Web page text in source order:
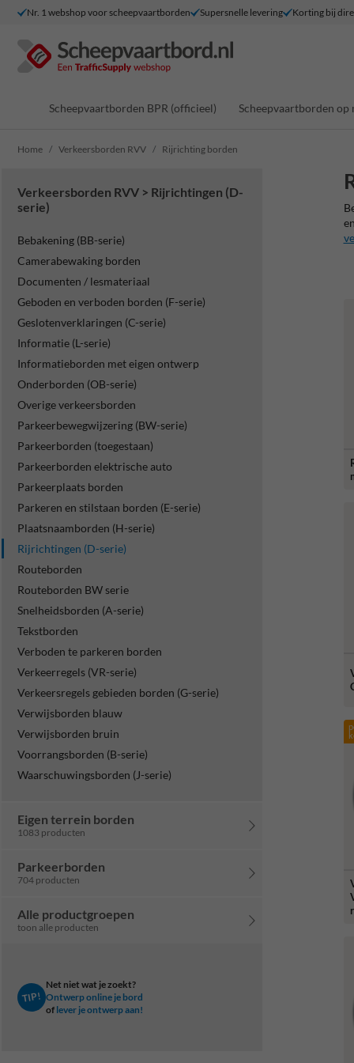
Nr. 1 webshop voor scheepvaartborden Supersnelle levering Korting bij
Scheepvaartborden BPR (officieel) Scheepvaartborden op
Home Verkeersborden RVV Rijrichting borden
Verkeersborden RVV > Rijrichtingen (D-
serie)
Bebakening (BB-serie)
Camerabewaking borden
Documenten / lesmateriaal
Geboden en verboden borden (F-serie)
Geslotenverklaringen (C-serie)
Informatie (L-serie)
Informatieborden met eigen ontwerp
Onderborden (OB-serie)
Overige verkeersborden
Parkeerbewegwijzering (BW-serie)
Parkeerborden (toegestaan)
Parkeerborden elektrische auto
Parkeerplaats borden
Parkeren en stilstaan borden (E-serie)
Plaatsnaamborden (H-serie)
Rijrichtingen (D-serie)
Routeborden
Routeborden BW serie
Snelheidsborden (A-serie)
Tekstborden
Verboden te parkeren borden
Verkeerregels (VR-serie)
Verkeersregels gebieden borden (G-serie)
Verwijsborden blauw
Verwijsborden bruin
Voorrangsborden (B-serie)
Waarschuwingsborden (J-serie)
Eigen terrein borden
1083 producten
Parkeerborden
704 producten
Alle productgroepen
toon alle producten
TIP!
Net niet wat je zoekt?
Ontwerp online je bord
of lever je ontwerp aan!